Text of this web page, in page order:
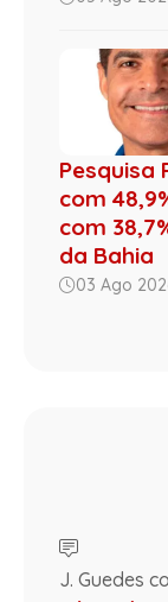
Pesquisa
com
com
da Bahia
03 Ago
J. Guedes